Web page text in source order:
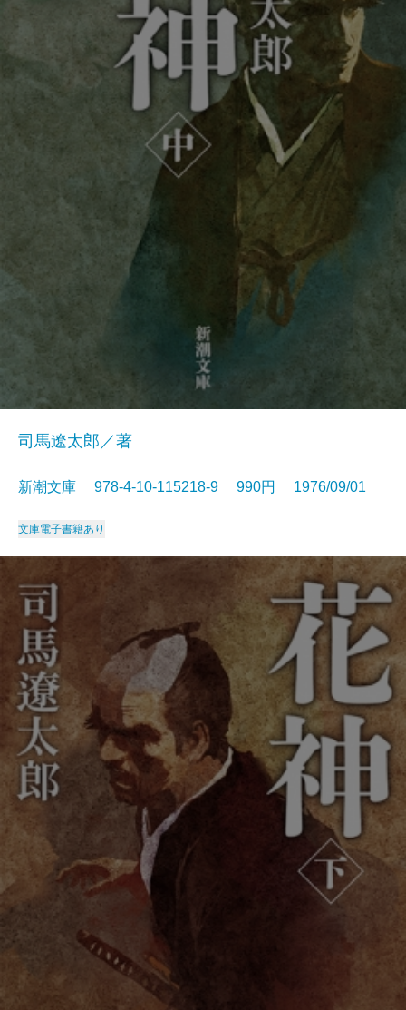
司馬遼太郎／著
新潮文庫 978-4-10-115218-9 990円 1976/09/01
文庫電子書籍あり